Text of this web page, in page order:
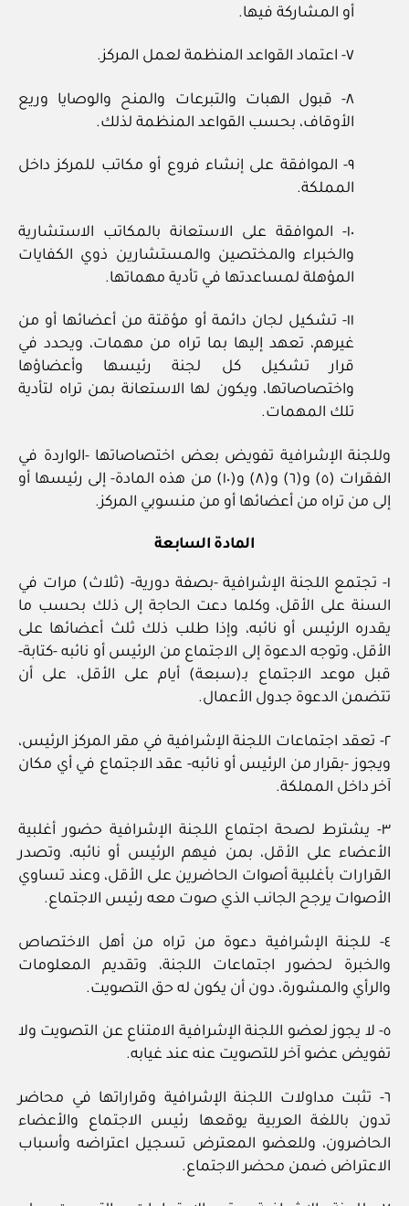
أو المشاركة فيها.
٧- اعتماد القواعد المنظمة لعمل المركز.
٨- قبول الهبات والتبرعات والمنح والوصايا وريع
الأوقاف، بحسب القواعد المنظمة لذلك.
٩- الموافقة على إنشاء فروع أو مكاتب للمركز داخل
المملكة.
١٠- الموافقة على الاستعانة بالمكاتب الاستشارية
والخبراء والمختصين والمستشارين ذوي الكفايات
المؤهلة لمساعدتها في تأدية مهماتها.
١١- تشكيل لجان دائمة أو مؤقتة من أعضائها أو من
غيرهم، تعهد إليها بما تراه من مهمات، ويحدد في
قرار تشكيل كل لجنة رئيسها وأعضاؤها
واختصاصاتها، ويكون لها الاستعانة بمن تراه لتأدية
تلك المهمات.
وللجنة الإشرافية تفويض بعض اختصاصاتها -الواردة في
الفقرات (٥) و(٦) و(٨) و(١٠) من هذه المادة- إلى رئيسها أو
إلى من تراه من أعضائها أو من منسوبي المركز.
المادة السابعة
١- تجتمع اللجنة الإشرافية -بصفة دورية- (ثلاث) مرات في
السنة على الأقل، وكلما دعت الحاجة إلى ذلك بحسب ما
يقدره الرئيس أو نائبه، وإذا طلب ذلك ثلث أعضائها على
الأقل، وتوجه الدعوة إلى الاجتماع من الرئيس أو نائبه -كتابة-
قبل موعد الاجتماع بـ(سبعة) أيام على الأقل، على أن
تتضمن الدعوة جدول الأعمال.
٢- تعقد اجتماعات اللجنة الإشرافية في مقر المركز الرئيس،
ويجوز -بقرار من الرئيس أو نائبه- عقد الاجتماع في أي مكان
آخر داخل المملكة.
٣- يشترط لصحة اجتماع اللجنة الإشرافية حضور أغلبية
الأعضاء على الأقل، بمن فيهم الرئيس أو نائبه، وتصدر
القرارات بأغلبية أصوات الحاضرين على الأقل، وعند تساوي
الأصوات يرجح الجانب الذي صوت معه رئيس الاجتماع.
٤- للجنة الإشرافية دعوة من تراه من أهل الاختصاص
والخبرة لحضور اجتماعات اللجنة، وتقديم المعلومات
والرأي والمشورة، دون أن يكون له حق التصويت.
٥- لا يجوز لعضو اللجنة الإشرافية الامتناع عن التصويت ولا
تفويض عضو آخر للتصويت عنه عند غيابه.
٦- تثبت مداولات اللجنة الإشرافية وقراراتها في محاضر
تدون باللغة العربية يوقعها رئيس الاجتماع والأعضاء
الحاضرون، وللعضو المعترض تسجيل اعتراضه وأسباب
الاعتراض ضمن محضر الاجتماع.